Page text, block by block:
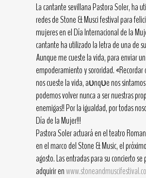
La cantante sevillana Pastora Soler, ha
redes de Stone & Musci festival para
mujeres en el Día Internacional de la
cantante ha utilizado la letra de una de
Aunque me cueste la vida, para enviar
empoderamiento y sororidad. «Recordar
nos cueste la vida, aᴜnqᴜe nos
podemos volver nunca a ser nuestras
enemigas!! Por la igualdad, por todas
Día de la Mujer!!!
Pastora Soler actuará en el teatro
en el marco del Stone & Music, el
agosto. Las entradas para su concierto se
adquirir en